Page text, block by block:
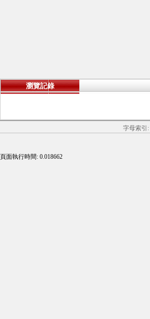
瀏覽記錄
字母索引:
頁面執行時間: 0.018662